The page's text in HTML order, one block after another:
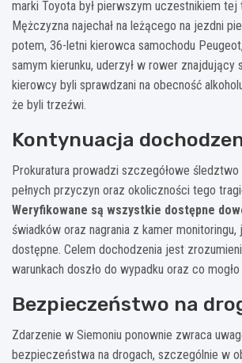
marki Toyota był pierwszym uczestnikiem
Mężczyzna najechał na leżącego na jezdni
potem, 36-letni kierowca samochodu
samym kierunku, uderzył w rower znajdujący
kierowcy byli sprawdzani na obecność
że byli trzeźwi.
Kontynuacja
Prokuratura prowadzi szczegółowe śledztwo
pełnych przyczyn oraz okoliczności tego
Weryfikowane są wszystkie dostępne
świadków oraz nagrania z kamer monitoringu,
dostępne. Celem dochodzenia jest
warunkach doszło do wypadku oraz co
Bezpieczeństwo na
Zdarzenie w Siemoniu ponownie zwraca
bezpieczeństwa na drogach, szczególnie w